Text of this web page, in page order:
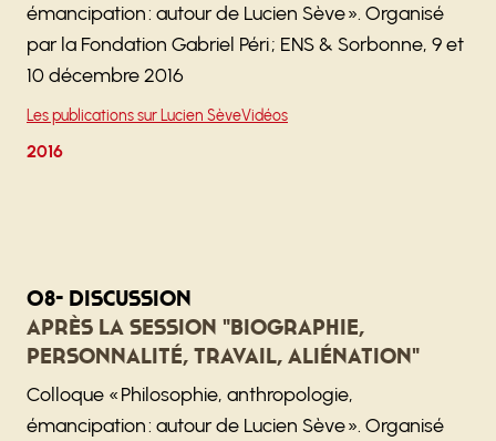
émancipation : autour de Lucien Sève ». Organisé
par la Fondation Gabriel Péri ; ENS & Sorbonne, 9 et
10 décembre 2016
Les publications sur Lucien SèveVidéos
2016
08- Discussion
Après la session "Biographie,
personnalité, travail, aliénation"
Colloque « Philosophie, anthropologie,
émancipation : autour de Lucien Sève ». Organisé